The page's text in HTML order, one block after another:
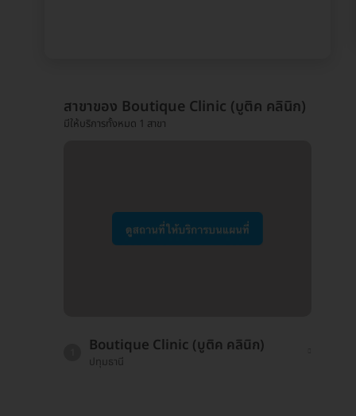
สาขาของ Boutique Clinic (บูติค คลินิก)
มีให้บริการทั้งหมด 1 สาขา
Boutique Clinic (บูติค คลินิก)
ปทุมธานี